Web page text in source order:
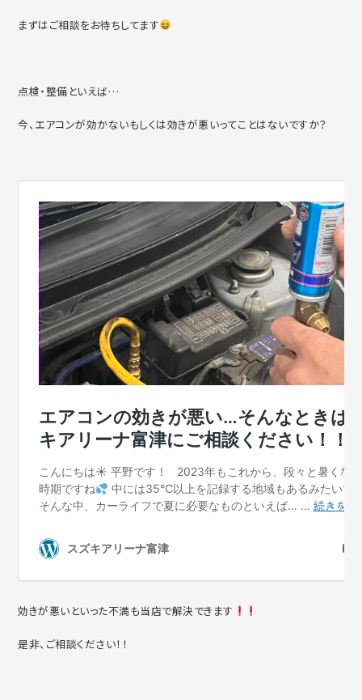
まずはご相談をお待ちしてます
点検・整備といえば…
今、エアコンが効かないもしくは効きが悪いってことはないですか？
効きが悪いといった不満も当店で解決できます
是非、ご相談ください！！